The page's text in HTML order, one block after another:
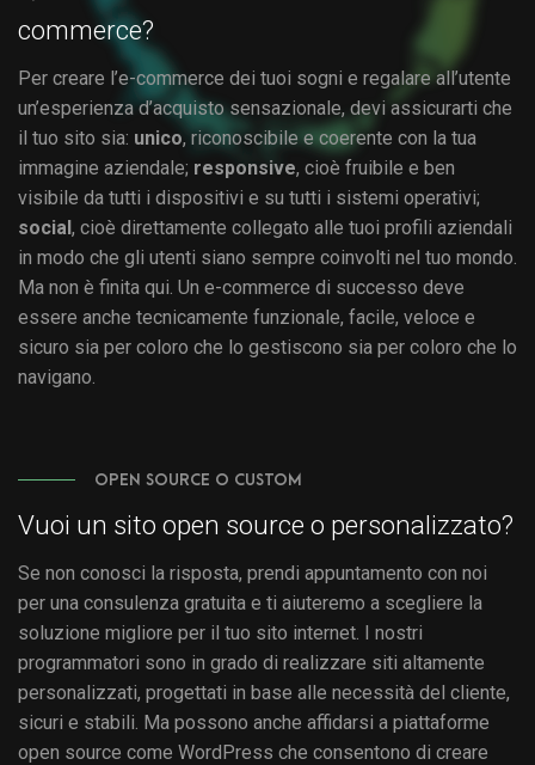
commerce?
Per creare l’e-commerce dei tuoi sogni e regalare all’utente
un’esperienza d’acquisto sensazionale, devi assicurarti che
il tuo sito sia: unico, riconoscibile e coerente con la tua
immagine aziendale; responsive, cioè fruibile e ben
visibile da tutti i dispositivi e su tutti i sistemi operativi;
social, cioè direttamente collegato alle tuoi profili aziendali
in modo che gli utenti siano sempre coinvolti nel tuo mondo.
Ma non è finita qui. Un e-commerce di successo deve
essere anche tecnicamente funzionale, facile, veloce e
sicuro sia per coloro che lo gestiscono sia per coloro che lo
navigano.
OPEN SOURCE O CUSTOM
Vuoi un sito open source o personalizzato?
Se non conosci la risposta, prendi appuntamento con noi
per una consulenza gratuita e ti aiuteremo a scegliere la
soluzione migliore per il tuo sito internet. I nostri
programmatori sono in grado di realizzare siti altamente
personalizzati, progettati in base alle necessità del cliente,
sicuri e stabili. Ma possono anche affidarsi a piattaforme
open source come WordPress che consentono di creare